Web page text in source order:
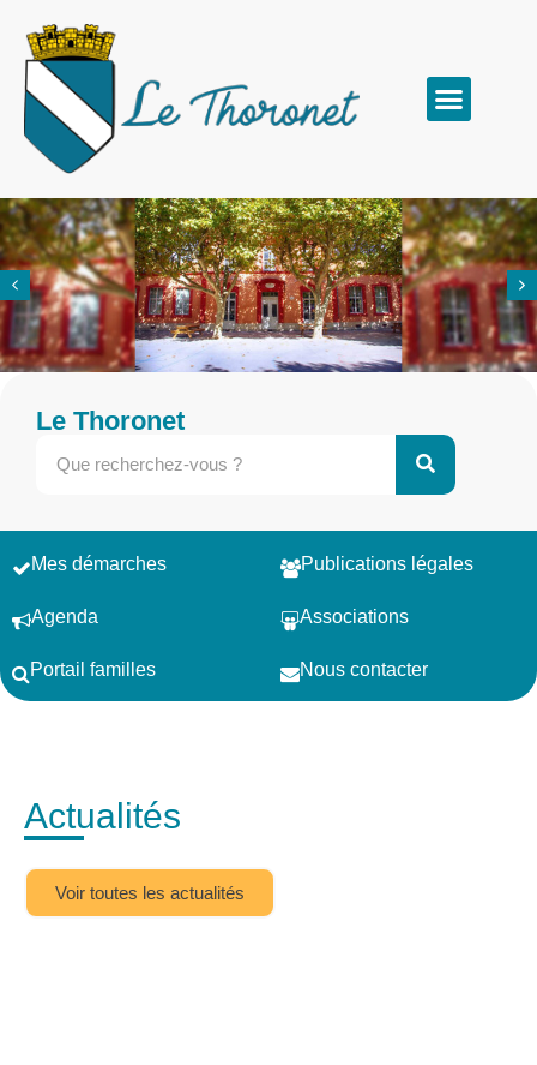
Le Thoronet
Mes démarches Publications légales
Agenda Associations
Portail familles Nous contacter
Actualités
Voir toutes les actualités